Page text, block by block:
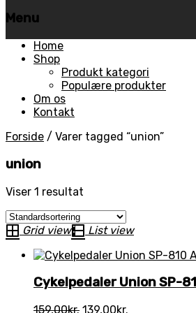
Menu
Skip
Home
Shop
Produkt kategori
Populære produkter
Om os
Kontakt
Forside / Varer tagged “union”
union
Viser 1 resultat
Grid view
List view
Cykelpedaler Union SP-
159,00kr. Den
139,00kr.